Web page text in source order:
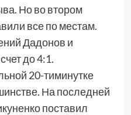
Но во втором
все по местам.
Дадонов и
до 4:1.
20-тиминутке
На последней
поставил